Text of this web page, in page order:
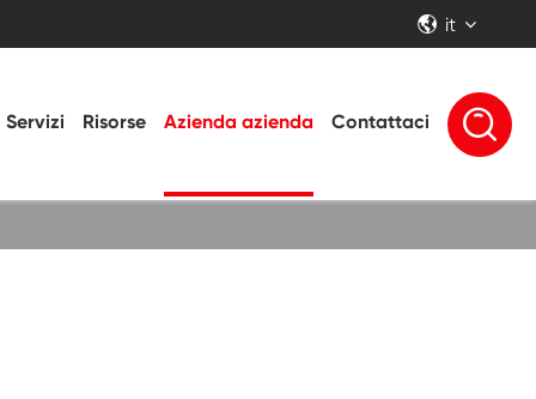
 it
Servizi Risorse Azienda azienda Contattaci 